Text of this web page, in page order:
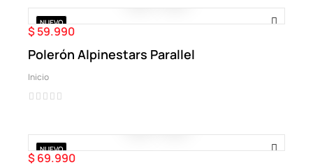
NUEVO
Precio
$ 59.990
Polerón Alpinestars Parallel
Inicio
NUEVO
Precio
$ 69.990